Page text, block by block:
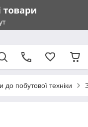
до побутової техніки